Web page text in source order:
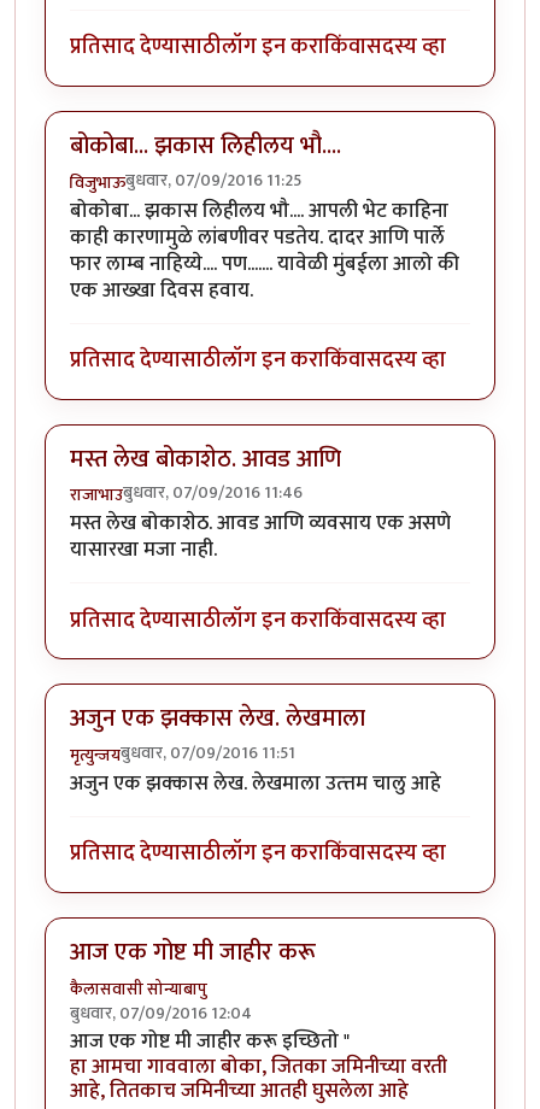
प्रतिसाद देण्यासाठीलॉग इन कराकिंवासदस्य व्हा
बोकोबा... झकास लिहीलय भौ....
विजुभाऊबुधवार, 07/09/2016 11:25
बोकोबा... झकास लिहीलय भौ.... आपली भेट काहिना
काही कारणामुळे लांबणीवर पडतेय. दादर आणि पार्ले
फार लाम्ब नाहिय्ये.... पण....... यावेळी मुंबईला आलो की
एक आख्खा दिवस हवाय.
प्रतिसाद देण्यासाठीलॉग इन कराकिंवासदस्य व्हा
मस्त लेख बोकाशेठ. आवड आणि
राजाभाउबुधवार, 07/09/2016 11:46
मस्त लेख बोकाशेठ. आवड आणि व्यवसाय एक असणे
यासारखा मजा नाही.
प्रतिसाद देण्यासाठीलॉग इन कराकिंवासदस्य व्हा
अजुन एक झक्कास लेख. लेखमाला
मृत्युन्जयबुधवार, 07/09/2016 11:51
अजुन एक झक्कास लेख. लेखमाला उत्त्तम चालु आहे
प्रतिसाद देण्यासाठीलॉग इन कराकिंवासदस्य व्हा
आज एक गोष्ट मी जाहीर करू
कैलासवासी सोन्याबापु
बुधवार, 07/09/2016 12:04
आज एक गोष्ट मी जाहीर करू इच्छितो "
हा आमचा गाववाला बोका, जितका जमिनीच्या वरती
आहे, तितकाच जमिनीच्या आतही घुसलेला आहे